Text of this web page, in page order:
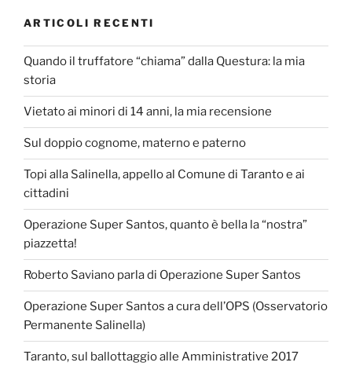
ARTICOLI RECENTI
Quando il truffatore “chiama” dalla Questura: la mia
storia
Vietato ai minori di 14 anni, la mia recensione
Sul doppio cognome, materno e paterno
Topi alla Salinella, appello al Comune di Taranto e ai
cittadini
Operazione Super Santos, quanto è bella la “nostra”
piazzetta!
Roberto Saviano parla di Operazione Super Santos
Operazione Super Santos a cura dell’OPS (Osservatorio
Permanente Salinella)
Taranto, sul ballottaggio alle Amministrative 2017